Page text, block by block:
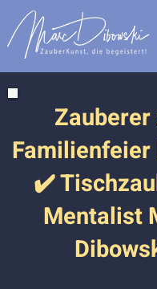
Familienfeier
✔️
Mentalist